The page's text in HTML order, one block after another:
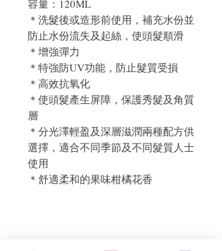
容量：120ML
＊洗髮後或造形前使用，補充水份並
防止水份流失及起絲，使頭髮順滑
＊增強彈力
＊特強防UV功能，防止髮質受損
＊高效抗氧化
＊使頭髮產生屏障，保護秀髮及角質
層
＊分光澤輕盈及深層滋潤兩種配方供
選擇，適合不同季節及不同髮質人士
使用
＊舒適柔和的果味柑橘花香